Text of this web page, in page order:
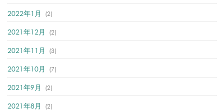
2022年1月 (2)
2021年12月 (2)
2021年11月 (3)
2021年10月 (7)
2021年9月 (2)
2021年8月 (2)